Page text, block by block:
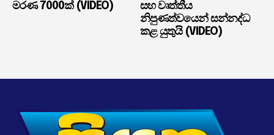
මරණ 7000ක් (VIDEO)
සහ වෘත්තීය
නිපුණත්වයෙන් සන්නද්ධ
කළ යුතුයි (VIDEO)